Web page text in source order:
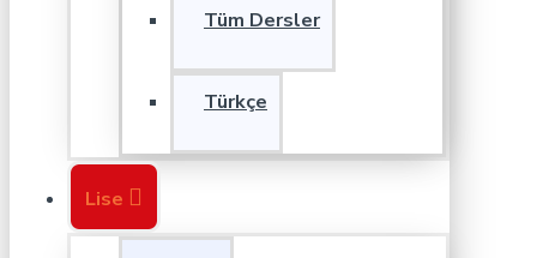
Tüm Dersler
Türkçe
Lise